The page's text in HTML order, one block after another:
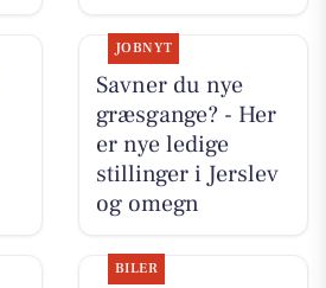
JOBNYT
Savner du nye
græsgange? - Her
er nye ledige
stillinger i Jerslev
og omegn
BILER